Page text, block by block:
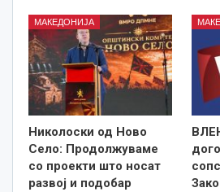
МАКЕДОНИЈА
Николоски од Ново
Село: Продолжуваме
со проекти што носат
развој и подобар